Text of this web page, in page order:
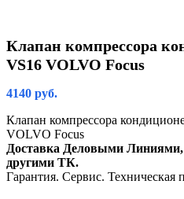
Клапан компрессора
VS16 VOLVO Focus
4140 руб.
Клапан компрессора
VOLVO Focus
Доставка Деловыми
другими ТК.
Гарантия. Сервис. Техническая